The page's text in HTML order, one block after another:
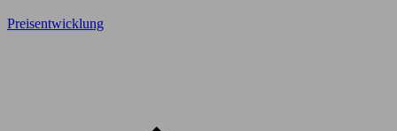
Preisentwicklung